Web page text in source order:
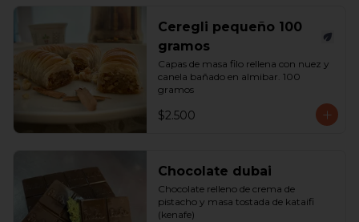
Ceregli pequeño 100
gramos
Capas de masa filo rellena con nuez y
canela bañado en almibar. 100
gramos
$2.500
Chocolate dubai
Chocolate relleno de crema de
pistacho y masa tostada de kataifi
(kenafe)